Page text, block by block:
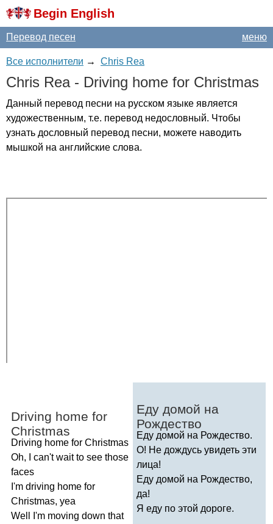
Begin English
меню
Перевод песен
Все исполнители → Chris Rea
Chris Rea- Driving home for Christmas
Данный перевод песни на русском языке является
художественным, т.е. перевод недословный. Чтобы
узнать дословный перевод песни, можете наводить
мышкой на английские слова.
Driving home for
Christmas
Driving home for Christmas
Oh, can't wait to see those
faces
I'm driving home for
Christmas, yea
Well
I'm moving down that
Еду домой на
Рождество
Еду домой на Рождество.
О! Не дождусь увидеть эти
лица!
Еду домой на Рождество,
да!
Я еду по этой дороге.